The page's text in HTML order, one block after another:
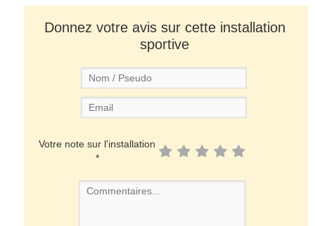
Donnez votre avis sur cette installation
sportive
Votre note sur l'installation
*